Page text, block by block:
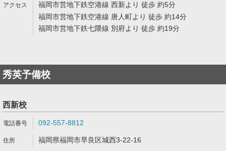
福岡市営地下鉄空港線 西新より 徒歩 約5分
福岡市営地下鉄空港線 唐人町より 徒歩 約14分
福岡市営地下鉄七隈線 別府より 徒歩 約19分
秀英予備校
西新校
092-557-8812
福岡県福岡市早良区城西3-22-16